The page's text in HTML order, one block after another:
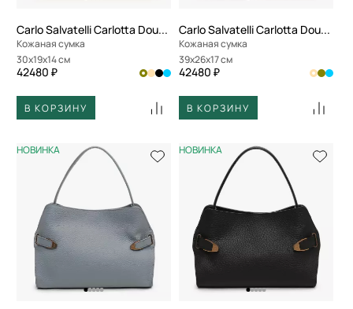
Carlo Salvatelli Carlotta Double
Кожаная сумка
30x19x14 см
42480 ₽
В КОРЗИНУ
Carlo Salvatelli Carlotta Double
Кожаная сумка
39x26x17 см
42480 ₽
В КОРЗИНУ
НОВИНКА НОВИНКА